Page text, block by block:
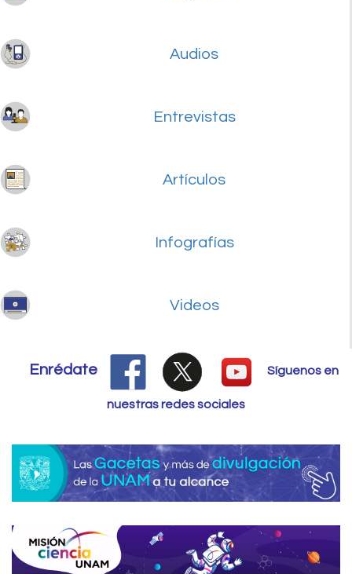
Audios
Entrevistas
Artículos
Infografías
Videos
Enrédate Síguenos en
nuestras redes sociales